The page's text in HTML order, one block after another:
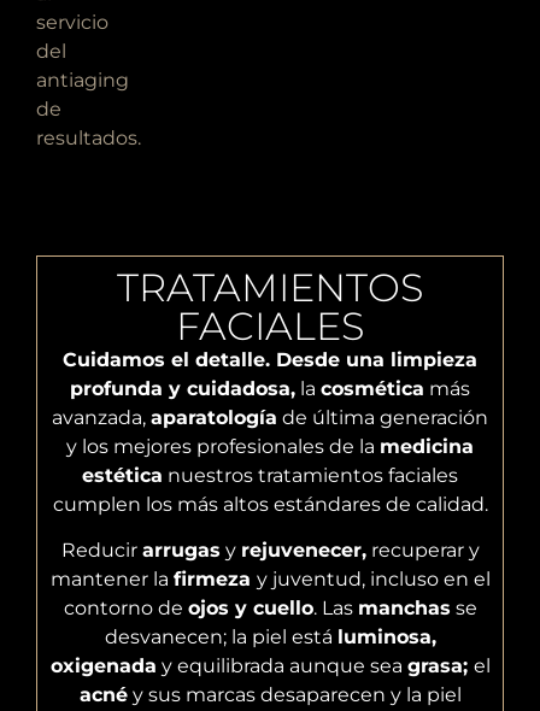
servicio
del
antiaging
de
resultados.
TRATAMIENTOS
FACIALES
Cuidamos el detalle. Desde una limpieza
profunda y cuidadosa, la cosmética más
avanzada, aparatología de última generación
y los mejores profesionales de la medicina
estética nuestros tratamientos faciales
cumplen los más altos estándares de calidad.
Reducir arrugas y rejuvenecer,recuperar y
mantener la firmeza y juventud, incluso en el
contorno de ojos y cuello. Las manchas se
desvanecen; la piel está luminosa,
oxigenada y equilibrada aunque sea grasa; el
acnéy sus marcas desaparecen y la piel